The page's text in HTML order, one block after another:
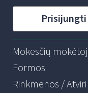
Prisijungti
Mokesčių
Formos
Rinkmenos /